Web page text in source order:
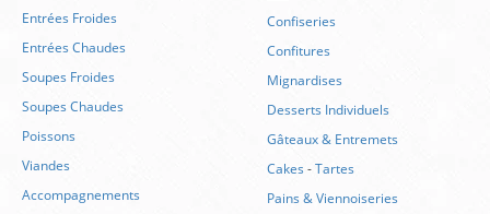
Entrées Froides
Entrées Chaudes
Soupes Froides
Soupes Chaudes
Poissons
Viandes
Accompagnements
Confiseries
Confitures
Mignardises
Desserts Individuels
Gâteaux & Entremets
Cakes-Tartes
Pains & Viennoiseries